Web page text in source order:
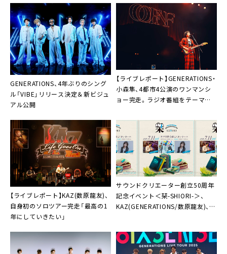
GENERATIONS、4年ぶりのシング
ル「VIBE」リリース決定＆新ビジュ
アル公開
【ライブレポート】GENERATIONS・
小森隼、4都市4公演のワンマンシ
ョー完走。ラジオ番組をテーマに
1/3やEXILE TETSUYAら出演も
【ライブレポート】KAZ(数原龍友)、
自身初のソロツアー完走「最高の1
年にしていきたい」
サウンドクリエーター創立50周年
記念イベント＜栞-SHIORI-＞、
KAZ(GENERATIONS/数原龍友)、ゴ